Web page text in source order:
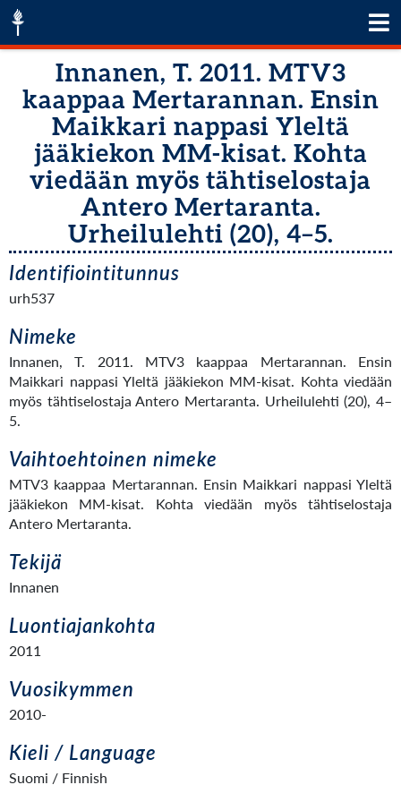
Innanen, T. 2011. MTV3
kaappaa Mertarannan. Ensin
Maikkari nappasi Yleltä
jääkiekon MM-kisat. Kohta
viedään myös tähtiselostaja
Antero Mertaranta.
Urheilulehti (20), 4–5.
Identifiointitunnus
urh537
Nimeke
Innanen, T. 2011. MTV3 kaappaa Mertarannan. Ensin
Maikkari nappasi Yleltä jääkiekon MM-kisat. Kohta viedään
myös tähtiselostaja Antero Mertaranta. Urheilulehti (20), 4–
5.
Vaihtoehtoinen nimeke
MTV3 kaappaa Mertarannan. Ensin Maikkari nappasi Yleltä
jääkiekon MM-kisat. Kohta viedään myös tähtiselostaja
Antero Mertaranta.
Tekijä
Innanen
Luontiajankohta
2011
Vuosikymmen
2010-
Kieli / Language
Suomi / Finnish